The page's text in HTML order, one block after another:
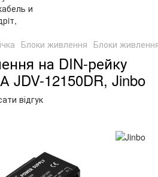
Блоки живлення Блоки
на DIN-рейку
JDV-12150DR, Jinbo
відгук